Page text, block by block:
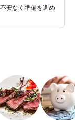
安なく準備を進め